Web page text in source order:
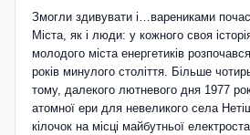
Змогли здивувати i…варениками
Міста, як і люди: у кожного своя
молодого міста енергетиків
років минулого століття. Більше
тому, далекого лютневого дня 1977
атомної ери для невеликого села
кілочок на місці майбутньої